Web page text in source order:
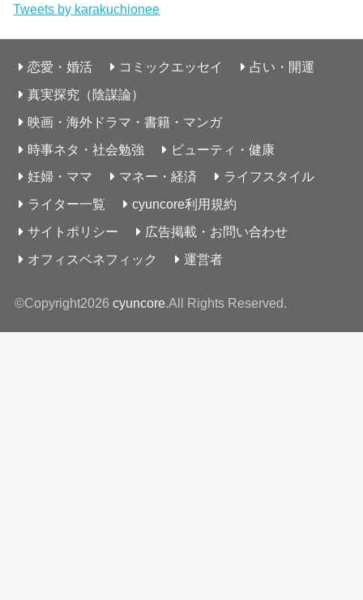
Tweets by karakuchionee
恋愛・婚活 コミックエッセイ
占い・開運
真実探究（陰謀論）
映画・海外ドラマ・書籍・マンガ
時事ネタ・社会勉強
ビューティ・健康
妊婦・ママ
マネー・経済
ライフスタイル
ライター一覧
cyuncore利用規約
サイトポリシー
広告掲載・お問い合わせ
オフィスベネフィック
運営者
©Copyright2026 cyuncore.All Rights Reserved.